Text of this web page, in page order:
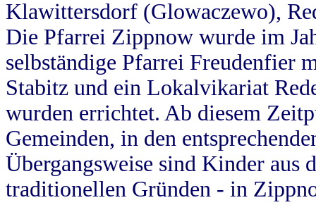
Klawittersdorf (Glowaczewo),
Die Pfarrei Zippnow wurde im
selbständige Pfarrei Freudenfier
Stabitz und ein Lokalvikariat
wurden errichtet. Ab diesem
Gemeinden, in den
Übergangsweise sind Kinder aus
traditionellen Gründen - in